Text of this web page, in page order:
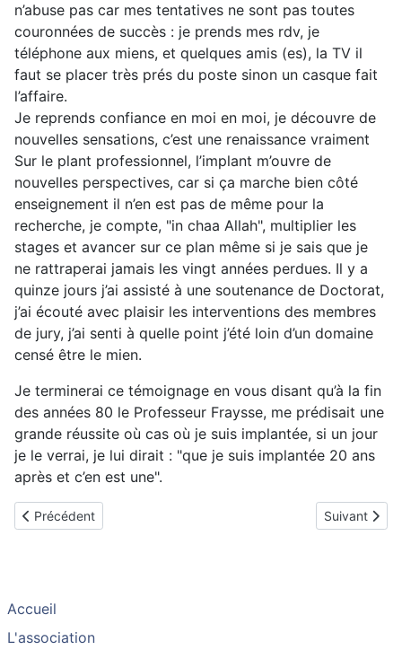
n’abuse pas car mes tentatives ne sont pas toutes
couronnées de succès : je prends mes rdv, je
téléphone aux miens, et quelques amis (es), la TV il
faut se placer très prés du poste sinon un casque fait
l’affaire.
Je reprends confiance en moi en moi, je découvre de
nouvelles sensations, c’est une renaissance vraiment
Sur le plant professionnel, l’implant m’ouvre de
nouvelles perspectives, car si ça marche bien côté
enseignement il n’en est pas de même pour la
recherche, je compte, "in chaa Allah", multiplier les
stages et avancer sur ce plan même si je sais que je
ne rattraperai jamais les vingt années perdues. Il y a
quinze jours j’ai assisté à une soutenance de Doctorat,
j’ai écouté avec plaisir les interventions des membres
de jury, j’ai senti à quelle point j’été loin d’un domaine
censé être le mien.
Je terminerai ce témoignage en vous disant qu’à la fin
des années 80 le Professeur Fraysse, me prédisait une
grande réussite où cas où je suis implantée, si un jour
je le verrai, je lui dirait : "que je suis implantée 20 ans
après et c’en est une".
Article précédent : Véronique implantée en mars 2002 et
Précédent Article
Suivant
Accueil
L'association